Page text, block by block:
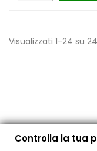
Visualizzati 1-24 su
Controlla la tua